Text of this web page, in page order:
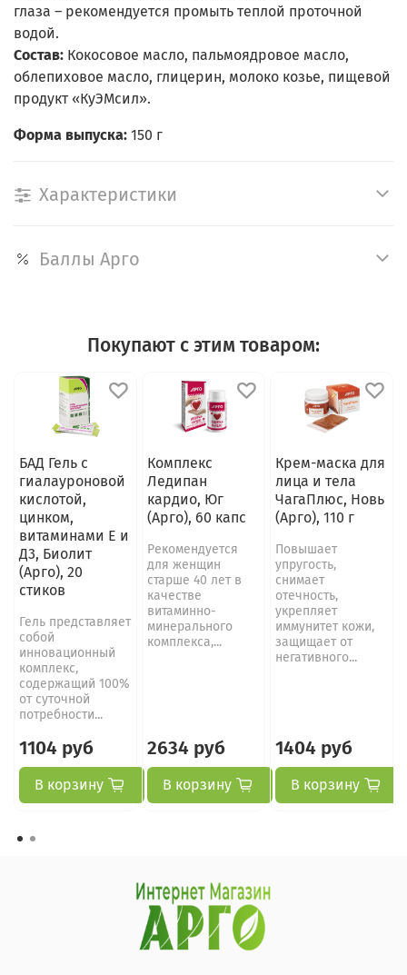
глаза – рекомендуется промыть теплой проточной
водой.
Состав: Кокосовое масло, пальмоядровое масло,
облепиховое масло, глицерин, молоко козье, пищевой
продукт «КуЭМсил».
Форма выпуска: 150 г
Характеристики
Баллы Арго
Покупают с этим товаром:
БАД Гель с
гиалауроновой
кислотой,
цинком,
витаминами Е и
Д3, Биолит
(Арго), 20
стиков
Гель представляет
собой
инновационный
комплекс,
содержащий 100%
от суточной
потребности...
1104 руб
В корзину
Комплекс
Ледипан
кардио, Юг
(Арго), 60 капс
Рекомендуется
для женщин
старше 40 лет в
качестве
витаминно-
минерального
комплекса,...
2634 руб
В корзину
Крем-маска для
лица и тела
ЧагаПлюс, Новь
(Арго), 110 г
Повышает
упругость,
снимает
отечность,
укрепляет
иммунитет кожи,
защищает от
негативного...
1404 руб
В корзину